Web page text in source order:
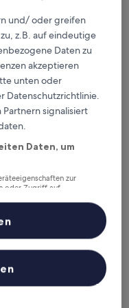
entfernt
Der
beträgt
64 €
7. Sept.–8. Sept.
und/ oder greifen
z.B. auf eindeutige
Daten zu
akzeptieren
unten oder
Datenschutzrichtlinie.
signalisiert
Daten, um
zur
oder Zugriff auf
Performance von Inhalten,
Verbesserung von